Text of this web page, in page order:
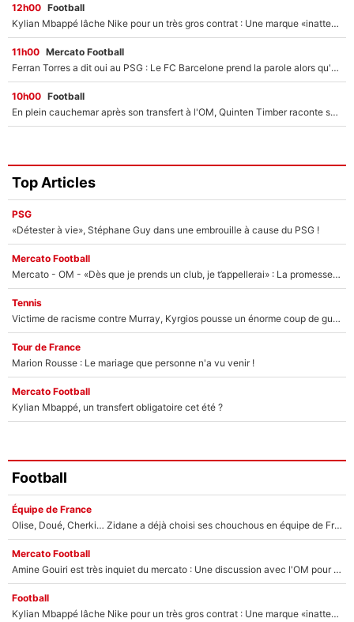
12h00 Football
Kylian Mbappé lâche Nike pour un très gros contrat : Une marque «inattendue» va frapper très fort
11h00 Mercato Football
Ferran Torres a dit oui au PSG : Le FC Barcelone prend la parole alors qu'un transfert de l'attaquant espagnol prend forme
10h00 Football
En plein cauchemar après son transfert à l'OM, Quinten Timber raconte ses doutes après sa signature à Marseille
Top Articles
PSG
«Détester à vie», Stéphane Guy dans une embrouille à cause du PSG !
Mercato Football
Mercato - OM - «Dès que je prends un club, je t’appellerai» : La promesse de Marcelino au moment de claquer la porte
Tennis
Victime de racisme contre Murray, Kyrgios pousse un énorme coup de gueule !
Tour de France
Marion Rousse : Le mariage que personne n'a vu venir !
Mercato Football
Kylian Mbappé, un transfert obligatoire cet été ?
Football
Équipe de France
Olise, Doué, Cherki… Zidane a déjà choisi ses chouchous en équipe de France ? L’IA annonce des surprises sans Kylian Mbappé !
Mercato Football
Amine Gouiri est très inquiet du mercato : Une discussion avec l'OM pour acter son transfert !
Football
Kylian Mbappé lâche Nike pour un très gros contrat : Une marque «inattendue» va frapper très fort